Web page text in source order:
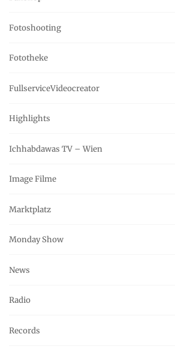
Fotoshooting
Fototheke
FullserviceVideocreator
Highlights
Ichhabdawas TV – Wien
Image Filme
Marktplatz
Monday Show
News
Radio
Records